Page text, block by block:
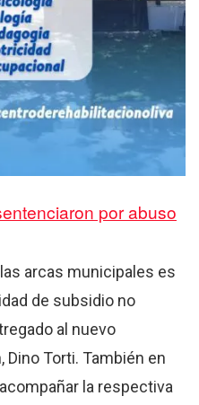
por abuso
arcas municipales es
de subsidio no
al nuevo
Dino Torti. También en
la respectiva